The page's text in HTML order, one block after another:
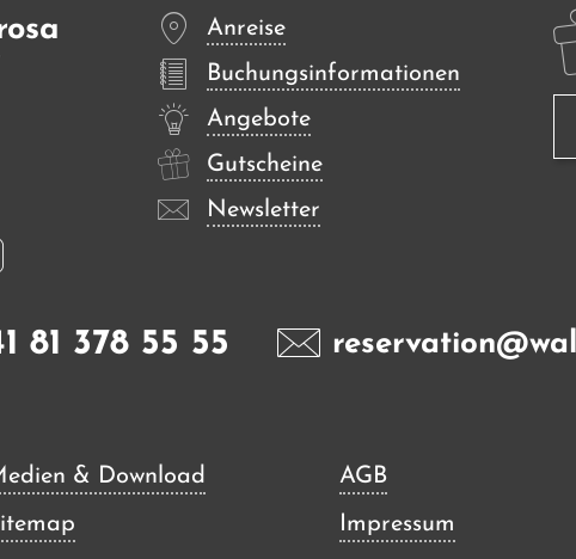
Anreise
Buchungsinformationen
Angebote
Gutscheine
Newsletter
81 378 55 55
& Download AGB
Impressum